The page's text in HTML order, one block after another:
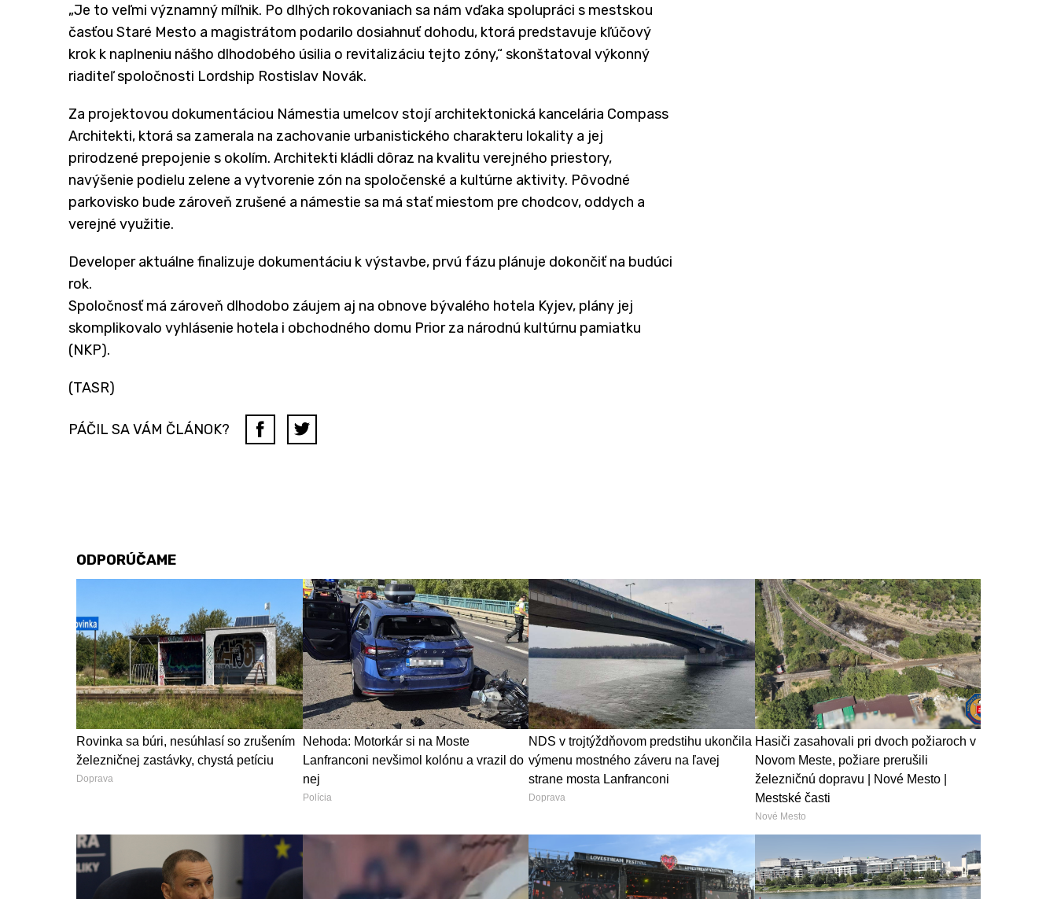
„Je to veľmi významný míľnik. Po dlhých rokovaniach sa nám vďaka spolupráci s mestskou
časťou Staré Mesto a magistrátom podarilo dosiahnuť dohodu, ktorá predstavuje kľúčový
krok k naplneniu nášho dlhodobého úsilia o revitalizáciu tejto zóny,“ skonštatoval výkonný
riaditeľ spoločnosti Lordship Rostislav Novák.
Za projektovou dokumentáciou Námestia umelcov stojí architektonická kancelária Compass
Architekti, ktorá sa zamerala na zachovanie urbanistického charakteru lokality a jej
prirodzené prepojenie s okolím. Architekti kládli dôraz na kvalitu verejného priestory,
navýšenie podielu zelene a vytvorenie zón na spoločenské a kultúrne aktivity. Pôvodné
parkovisko bude zároveň zrušené a námestie sa má stať miestom pre chodcov, oddych a
verejné využitie.
Developer aktuálne finalizuje dokumentáciu k výstavbe, prvú fázu plánuje dokončiť na budúci
rok.
Spoločnosť má zároveň dlhodobo záujem aj na obnove bývalého hotela Kyjev, plány jej
skomplikovalo vyhlásenie hotela i obchodného domu Prior za národnú kultúrnu pamiatku
(NKP).
(TASR)
PÁČIL SA VÁM ČLÁNOK?
ODPORÚČAME
Rovinka sa búri, nesúhlasí so zrušením
železničnej zastávky, chystá petíciu
Doprava
Nehoda: Motorkár si na Moste
Lanfranconi nevšimol kolónu a vrazil do
nej
Polícia
NDS v trojtýždňovom predstihu ukončila
výmenu mostného záveru na ľavej
strane mosta Lanfranconi
Doprava
Hasiči zasahovali pri dvoch požiaroch v
Novom Meste, požiare prerušili
železničnú dopravu | Nové Mesto |
Mestské časti
Nové Mesto